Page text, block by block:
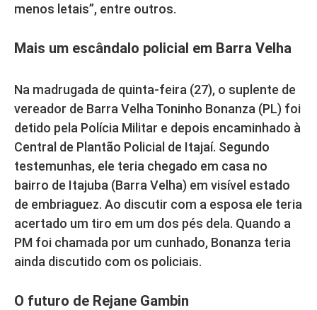
menos letais”, entre outros.
Mais um escândalo policial em Barra Velha
Na madrugada de quinta-feira (27), o suplente de
vereador de Barra Velha Toninho Bonanza (PL) foi
detido pela Polícia Militar e depois encaminhado à
Central de Plantão Policial de Itajaí. Segundo
testemunhas, ele teria chegado em casa no
bairro de Itajuba (Barra Velha) em visível estado
de embriaguez. Ao discutir com a esposa ele teria
acertado um tiro em um dos pés dela. Quando a
PM foi chamada por um cunhado, Bonanza teria
ainda discutido com os policiais.
O futuro de Rejane Gambin